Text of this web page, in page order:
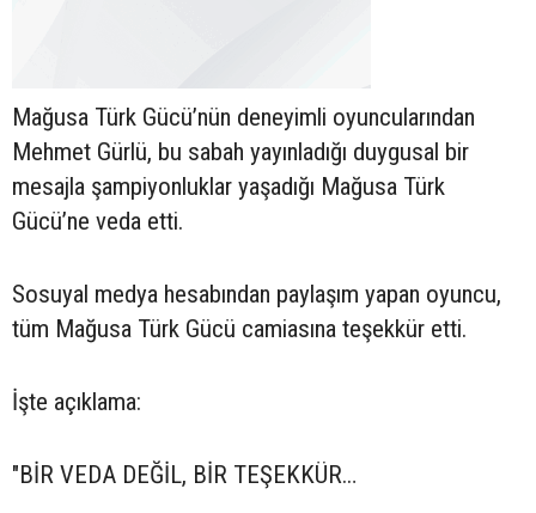
Mağusa Türk Gücü’nün deneyimli oyuncularından
Mehmet Gürlü, bu sabah yayınladığı duygusal bir
mesajla şampiyonluklar yaşadığı Mağusa Türk
Gücü’ne veda etti.
Sosuyal medya hesabından paylaşım yapan oyuncu,
tüm Mağusa Türk Gücü camiasına teşekkür etti.
İşte açıklama:
"BİR VEDA DEĞİL, BİR TEŞEKKÜR…